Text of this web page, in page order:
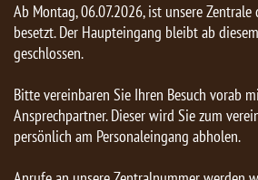
Ab Montag, 06.07.2026, ist unsere
besetzt. Der Haupteingang bleibt ab
geschlossen.
Bitte vereinbaren Sie Ihren Besuch vorab
Ansprechpartner. Dieser wird Sie zum
persönlich am Personaleingang abholen.